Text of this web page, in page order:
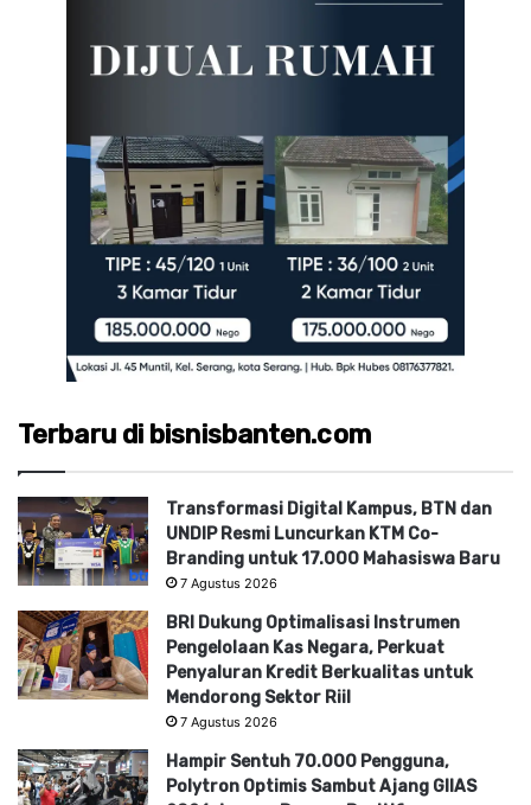
Terbaru di bisnisbanten.com
Transformasi Digital Kampus, BTN dan
UNDIP Resmi Luncurkan KTM Co-
Branding untuk 17.000 Mahasiswa Baru
7 Agustus 2026
BRI Dukung Optimalisasi Instrumen
Pengelolaan Kas Negara, Perkuat
Penyaluran Kredit Berkualitas untuk
Mendorong Sektor Riil
7 Agustus 2026
Hampir Sentuh 70.000 Pengguna,
Polytron Optimis Sambut Ajang GIIAS